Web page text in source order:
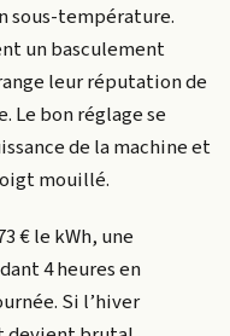
sous-température.
un basculement
leur réputation de
Le bon réglage se
de la machine et
mouillé.
€ le kWh, une
4 heures en
Si l’hiver